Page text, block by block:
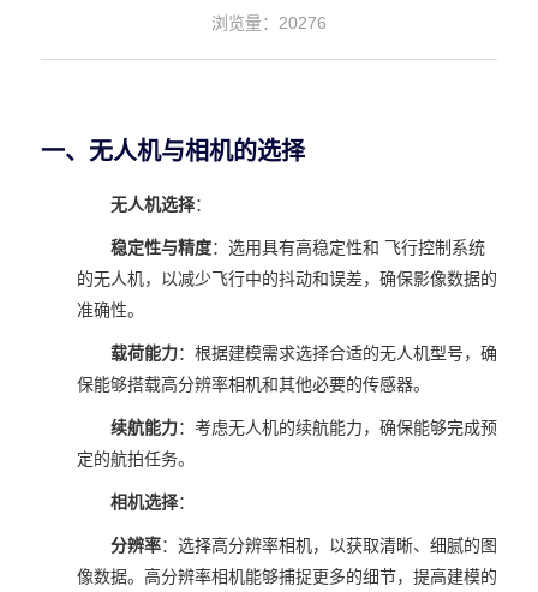
浏览量：20276
一、无人机与相机的选择
无人机选择：
稳定性与精度：选用具有高稳定性和 飞行控制系统
的无人机，以减少飞行中的抖动和误差，确保影像数据的
准确性。
载荷能力：根据建模需求选择合适的无人机型号，确
保能够搭载高分辨率相机和其他必要的传感器。
续航能力：考虑无人机的续航能力，确保能够完成预
定的航拍任务。
相机选择：
分辨率：选择高分辨率相机，以获取清晰、细腻的图
像数据。高分辨率相机能够捕捉更多的细节，提高建模的